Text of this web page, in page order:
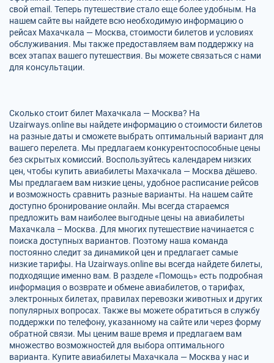
свой email. Теперь путешествие стало еще более удобным. На
нашем сайте вы найдете всю необходимую информацию о
рейсах Махачкала — Москва, стоимости билетов и условиях
обслуживания. Мы также предоставляем вам поддержку на
всех этапах вашего путешествия. Вы можете связаться с нами
для консультации.
Сколько стоит билет Махачкала — Москва? На
Uzairways.online вы найдете информацию о стоимости билетов
на разные даты и сможете выбрать оптимальный вариант для
вашего перелета. Мы предлагаем конкурентоспособные цены
без скрытых комиссий. Воспользуйтесь календарем низких
цен, чтобы купить авиабилеты Махачкала — Москва дёшево.
Мы предлагаем вам низкие цены, удобное расписание рейсов
и возможность сравнить разные варианты. На нашем сайте
доступно бронирование онлайн. Мы всегда стараемся
предложить вам наиболее выгодные цены на авиабилеты
Махачкала – Москва. Для многих путешествие начинается с
поиска доступных вариантов. Поэтому наша команда
постоянно следит за динамикой цен и предлагает самые
низкие тарифы. На Uzairways.online вы всегда найдете билеты,
подходящие именно вам. В разделе «Помощь» есть подробная
информация о возврате и обмене авиабилетов, о тарифах,
электронных билетах, правилах перевозки животных и других
популярных вопросах. Также вы можете обратиться в службу
поддержки по телефону, указанному на сайте или через форму
обратной связи. Мы ценим ваше время и предлагаем вам
множество возможностей для выбора оптимального
варианта. Купите авиабилеты Махачкала — Москва у нас и